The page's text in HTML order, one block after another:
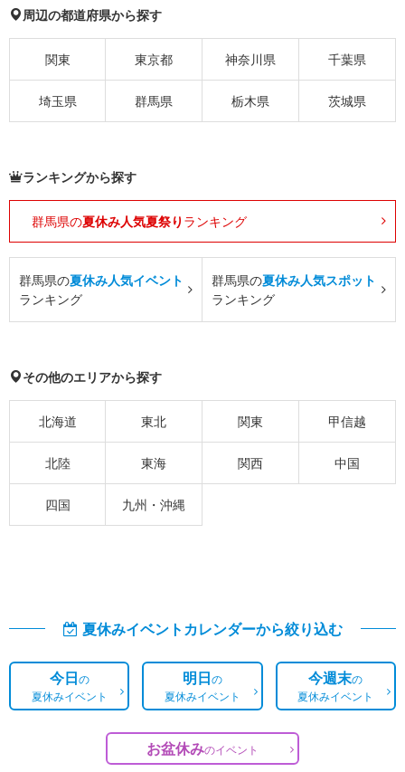
周辺の都道府県から探す
関東 東京都 神奈川県 千葉県
埼玉県 群馬県 栃木県 茨城県
ランキングから探す
群馬県の夏休み人気夏祭り ランキング
群馬県の夏休み人気イベント
ランキング
群馬県の夏休み人気スポット
ランキング
その他のエリアから探す
北海道 東北 関東 甲信越
北陸 東海 関西 中国
四国 九州・沖縄
夏休みイベントカレンダーから絞り込む
今日の
夏休みイベント
明日の
夏休みイベント
今週末の
夏休みイベント
お盆休みのイベント